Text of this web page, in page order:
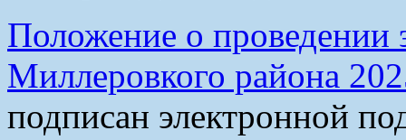
Положение о
Миллеровкого района
подписан электронной